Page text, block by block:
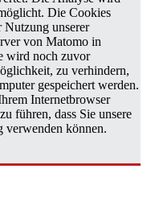
Die Cookies
unserer
von Matomo in
wird noch zuvor
zu verhindern,
gespeichert werden.
Internetbrowser
führen, dass Sie unsere
verwenden können.